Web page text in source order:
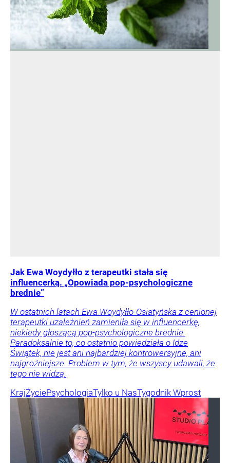
Jak Ewa Woydyłło z terapeutki stała się
influencerką. „Opowiada pop-psychologiczne
brednie”
W ostatnich latach Ewa Woydyłło-Osiatyńska z cenionej
terapeutki uzależnień zamieniła się w influencerkę,
niekiedy głoszącą pop-psychologiczne brednie.
Paradoksalnie to, co ostatnio powiedziała o Idze
Świątek, nie jest ani najbardziej kontrowersyjne, ani
najgroźniejsze. Problem w tym, że wszyscy udawali, że
tego nie widzą.
KrajŻyciePsychologiaTylko u NasTygodnik Wprost